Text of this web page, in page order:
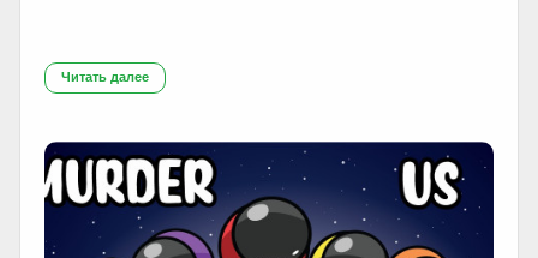
Читать далее